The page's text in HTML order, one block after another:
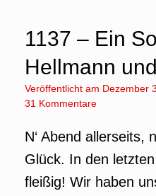
1137 – Ein
Hellmann
Veröffentlicht am Dezember
31 Kommentare
N‘ Abend allerseits,
Glück. In den
fleißig! Wir haben